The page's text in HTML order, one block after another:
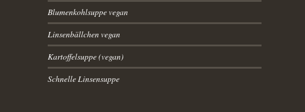
Blumenkohlsuppe vegan
Linsenbällchen vegan
Kartoffelsuppe (vegan)
Schnelle Linsensuppe